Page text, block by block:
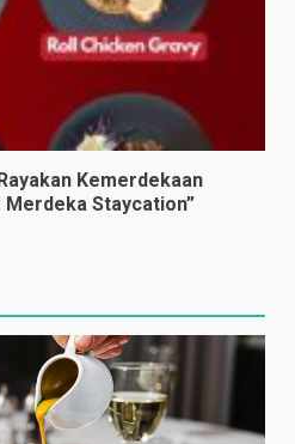
Kemerdekaan
Merdeka Staycation”